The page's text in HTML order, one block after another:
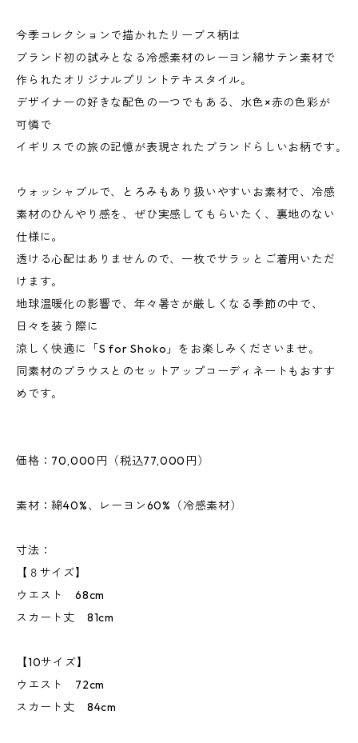
今季コレクションで描かれたリーブス柄は
ブランド初の試みとなる冷感素材のレーヨン綿サテン素材で
作られたオリジナルプリントテキスタイル｡
デザイナーの好きな配色の一つでもある、水色×赤の色彩が
可憐で
イギリスでの旅の記憶が表現されたブランドらしいお柄です｡
ウォッシャブルで、とろみもあり扱いやすいお素材で、冷感
素材のひんやり感を、ぜひ実感してもらいたく、裏地のない
仕様に。
透ける心配はありませんので、一枚でサラッとご着用いただ
けます｡
地球温暖化の影響で、年々暑さが厳しくなる季節の中で、
日々を装う際に
涼しく快適に「S for Shoko」をお楽しみくださいませ｡
同素材のブラウスとのセットアップコーディネートもおすす
めです｡
価格：70,000円（税込77,000円）
素材：綿40%、レーヨン60%（冷感素材）
寸法：
【８サイズ】
ウエスト 68cm
スカート丈 81cm
【10サイズ】
ウエスト 72cm
スカート丈 84cm